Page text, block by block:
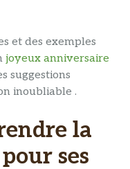
et des exemples
joyeux anniversaire
suggestions
inoubliable .
la
ses